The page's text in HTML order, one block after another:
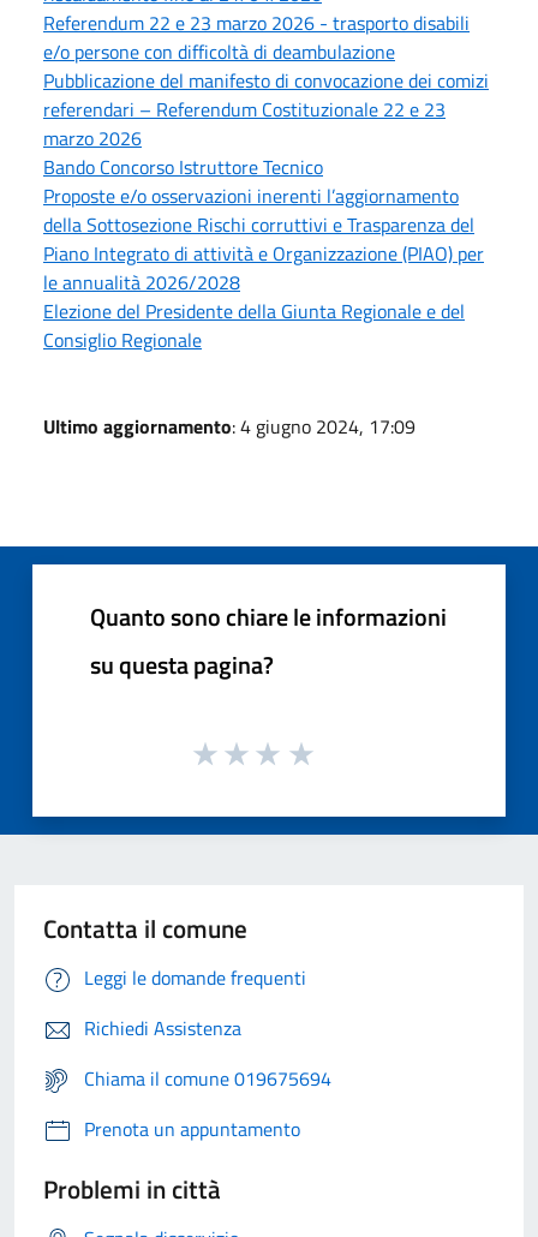
Referendum 22 e 23 marzo 2026 - trasporto disabili
e/o persone con difficoltà di deambulazione
Pubblicazione del manifesto di convocazione dei comizi
referendari – Referendum Costituzionale 22 e 23
marzo 2026
Bando Concorso Istruttore Tecnico
Proposte e/o osservazioni inerenti l’aggiornamento
della Sottosezione Rischi corruttivi e Trasparenza del
Piano Integrato di attività e Organizzazione (PIAO) per
le annualità 2026/2028
Elezione del Presidente della Giunta Regionale e del
Consiglio Regionale
Ultimo aggiornamento: 4 giugno 2024, 17:09
Quanto sono chiare le informazioni
su questa pagina?
Contatta il comune
Leggi le domande frequenti
Richiedi Assistenza
Chiama il comune 019675694
Prenota un appuntamento
Problemi in città